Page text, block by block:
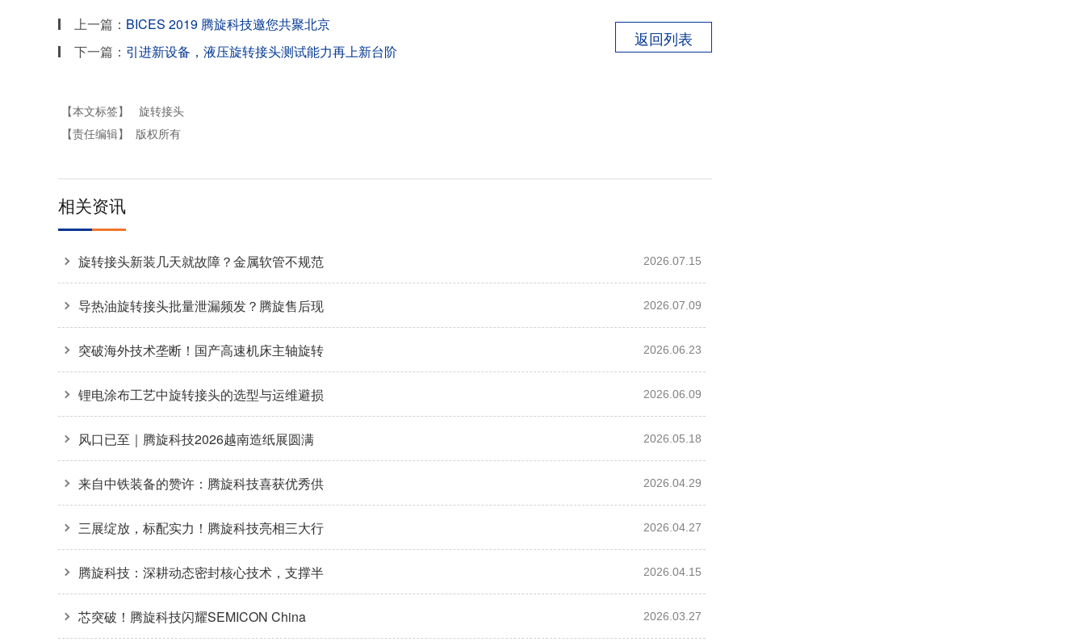
上一篇： BICES 2019 腾旋科技邀您共聚北京
下一篇： 引进新设备，液压旋转接头测试能力再上新台阶
返回列表
【本文标签】
旋转接头
【责任编辑】
版权所有
相关资讯
旋转接头新装几天就故障？金属软管不规范
安装是主因
2026.07.15
导热油旋转接头批量泄漏频发？腾旋售后现
场拆解揭秘两大核心诱因
2026.07.09
突破海外技术垄断！国产高速机床主轴旋转
接头36000转高转速自主可控
2026.06.23
锂电涂布工艺中旋转接头的选型与运维避损
方案
2026.06.09
风口已至｜腾旋科技2026越南造纸展圆满
收官
2026.05.18
来自中铁装备的赞许：腾旋科技喜获优秀供
应商奖+质量标杆奖
2026.04.29
三展绽放，标配实力！腾旋科技亮相三大行
业盛会
2026.04.27
腾旋科技：深耕动态密封核心技术，支撑半
导体装备关键环节
2026.04.15
芯突破！腾旋科技闪耀SEMICON China 2026.03.27